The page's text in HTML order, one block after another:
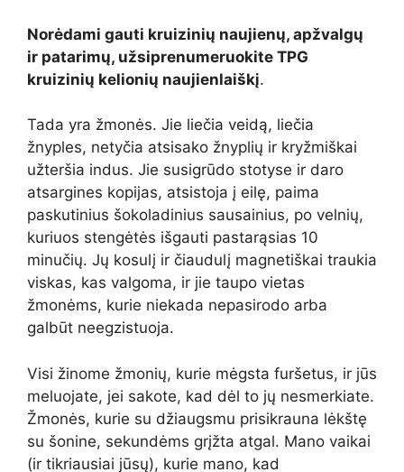
Norėdami gauti kruizinių naujienų, apžvalgų
ir patarimų, užsiprenumeruokite TPG
kruizinių kelionių naujienlaiškį.
Tada yra žmonės. Jie liečia veidą, liečia
žnyples, netyčia atsisako žnyplių ir kryžmiškai
užteršia indus. Jie susigrūdo stotyse ir daro
atsargines kopijas, atsistoja į eilę, paima
paskutinius šokoladinius sausainius, po velnių,
kuriuos stengėtės išgauti pastarąsias 10
minučių. Jų kosulį ir čiaudulį magnetiškai traukia
viskas, kas valgoma, ir jie taupo vietas
žmonėms, kurie niekada nepasirodo arba
galbūt neegzistuoja.
Visi žinome žmonių, kurie mėgsta furšetus, ir jūs
meluojate, jei sakote, kad dėl to jų nesmerkiate.
Žmonės, kurie su džiaugsmu prisikrauna lėkštę
su šonine, sekundėms grįžta atgal. Mano vaikai
(ir tikriausiai jūsų), kurie mano, kad